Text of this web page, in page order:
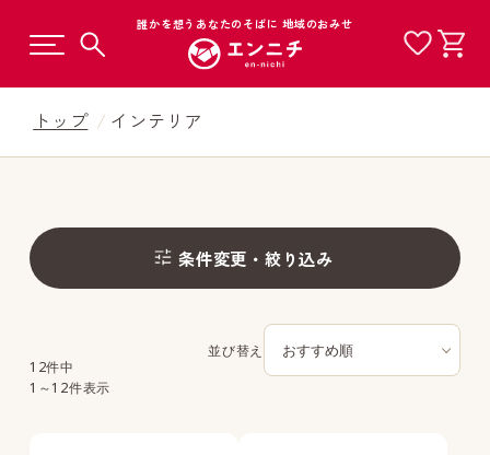
誰かを想うあなたのそばに 地域のおみせ
カテゴリから選ぶ
工芸品から選ぶ
トップ インテリア
条件変更・絞り込み
12件中
1～12件表示
並び替え